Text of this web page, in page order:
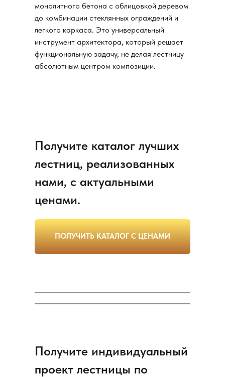
монолитного бетона с облицовкой деревом
до комбинации стеклянных ограждений и
легкого каркаса. Это универсальный
инструмент архитектора, который решает
функциональную задачу, не делая лестницу
абсолютным центром композиции.
Получите каталог лучших
лестниц, реализованных
нами, с актуальными
ценами.
ПОЛУЧИТЬ КАТАЛОГ С ЦЕНАМИ
Получите индивидуальный
проект лестницы по